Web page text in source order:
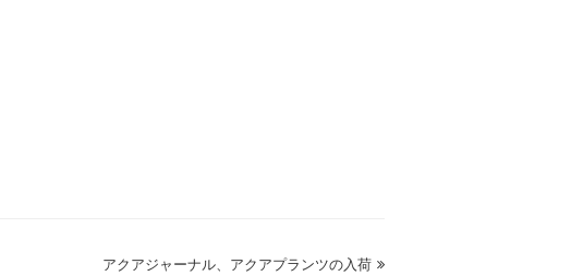
next
アクアジャーナル、アクアプランツの入荷